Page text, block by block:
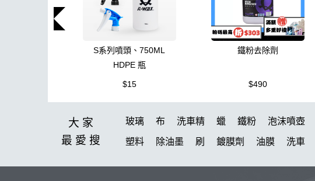
S系列噴頭、750ML
HDPE 瓶
$15
鐵粉去除劑
$490
大家
最愛 搜
玻璃 布 洗車精 蠟 鐵粉 泡沫噴壺
塑料 除油墨 刷 鍍膜劑 油膜 洗車